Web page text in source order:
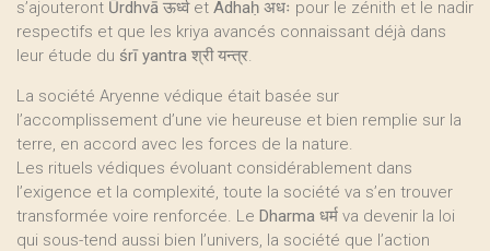
s’ajouteront Ūrdhvā ऊर्ध्व et Adhaḥ अधः pour le zénith et le nadir
respectifs et que les kriya avancés connaissant déjà dans
leur étude du śrī yantra श्री यन्त्र.
La société Aryenne védique était basée sur
l’accomplissement d’une vie heureuse et bien remplie sur la
terre, en accord avec les forces de la nature.
Les rituels védiques évoluant considérablement dans
l’exigence et la complexité, toute la société va s’en trouver
transformée voire renforcée. Le Dharma धर्म va devenir la loi
qui sous-tend aussi bien l’univers, la société que l’action